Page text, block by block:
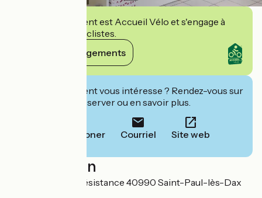
Cet établissement est Accueil Vélo et s'engage à
accueillir des cyclistes.
Voir ses engagements
Cet établissement vous intéresse ? Rendez-vous sur
leur site pour réserver ou en savoir plus.
Téléphoner Courriel Site web
Localisation
68 avenue de la Résistance 40990 Saint-Paul-lès-Dax